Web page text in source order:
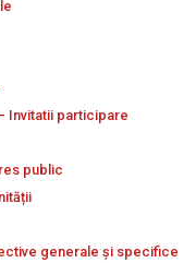
Invitatii participare
public
generale și specifice